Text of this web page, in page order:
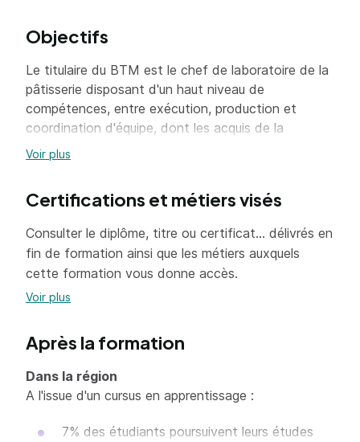
Objectifs
Le titulaire du BTM est le chef de laboratoire de la
pâtisserie disposant d'un haut niveau de
compétences, entre exécution, production et
coordination d'équipe, dont les acquis de la
formation renforcés par l'expérience professionnelle
Voir plus
Certifications et métiers visés
Consulter le diplôme, titre ou certificat... délivrés en
fin de formation ainsi que les métiers auxquels
cette formation vous donne accès.
Voir plus
Après la formation
Dans la région
A l'issue d'un cursus en apprentissage :
7% des étudiants poursuivent leurs études